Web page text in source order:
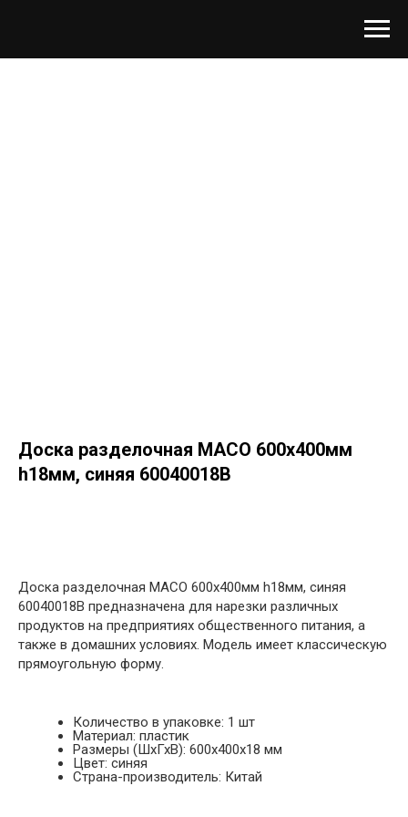
Доска разделочная MACO 600х400мм
h18мм, синяя 60040018В
Доска разделочная MACO 600х400мм h18мм, синяя
60040018В предназначена для нарезки различных
продуктов на предприятиях общественного питания, а
также в домашних условиях. Модель имеет классическую
прямоугольную форму.
Количество в упаковке: 1 шт
Материал: пластик
Размеры (ШхГхВ): 600х400х18 мм
Цвет: синяя
Страна-производитель: Китай